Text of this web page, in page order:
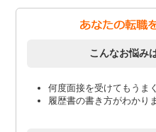
こんなお悩み
何度面接を受けてもうま
履歴書の書き方がわかり